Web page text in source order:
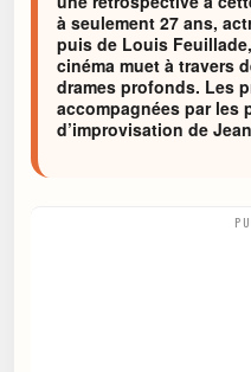
à seulement 27 ans,
puis de Louis
cinéma muet à travers
drames profonds. Les
accompagnées par les
d’improvisation de